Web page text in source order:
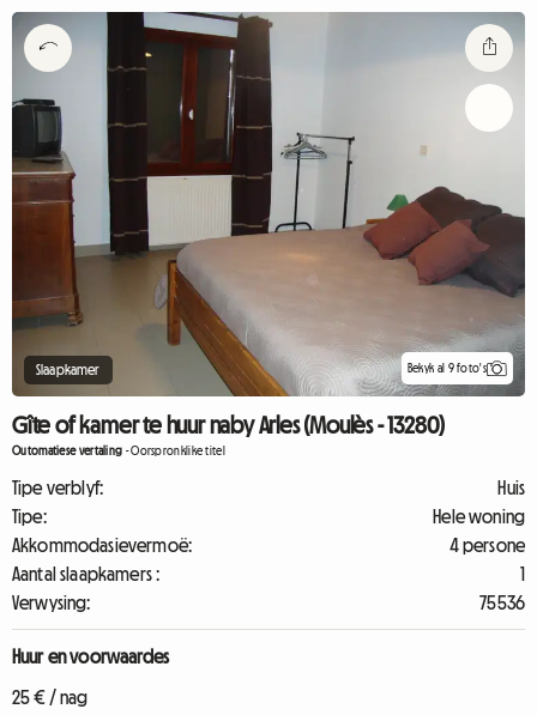
Slaapkamer Bekyk al 9 foto's
Gîte of kamer te huur naby Arles (Moulès - 13280)
Outomatiese vertaling -Oorspronklike titel
Tipe verblyf:
Huis
Tipe:
Hele woning
Akkommodasievermoë:
4 persone
Aantal slaapkamers :
1
Verwysing:
75536
Huur en voorwaardes
25 € / nag